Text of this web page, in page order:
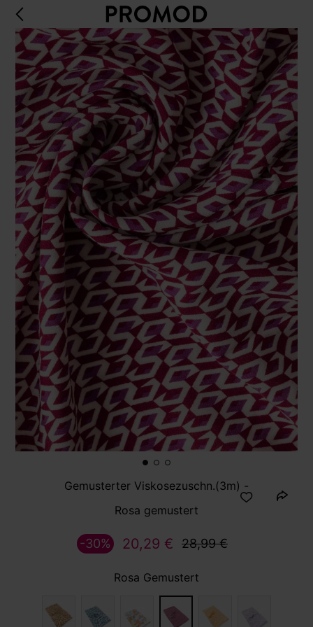
Gemusterter Viskosezuschn.(3m) -
Rosa gemustert
20,29 € 28,99 €
-30%
Rosa Gemustert